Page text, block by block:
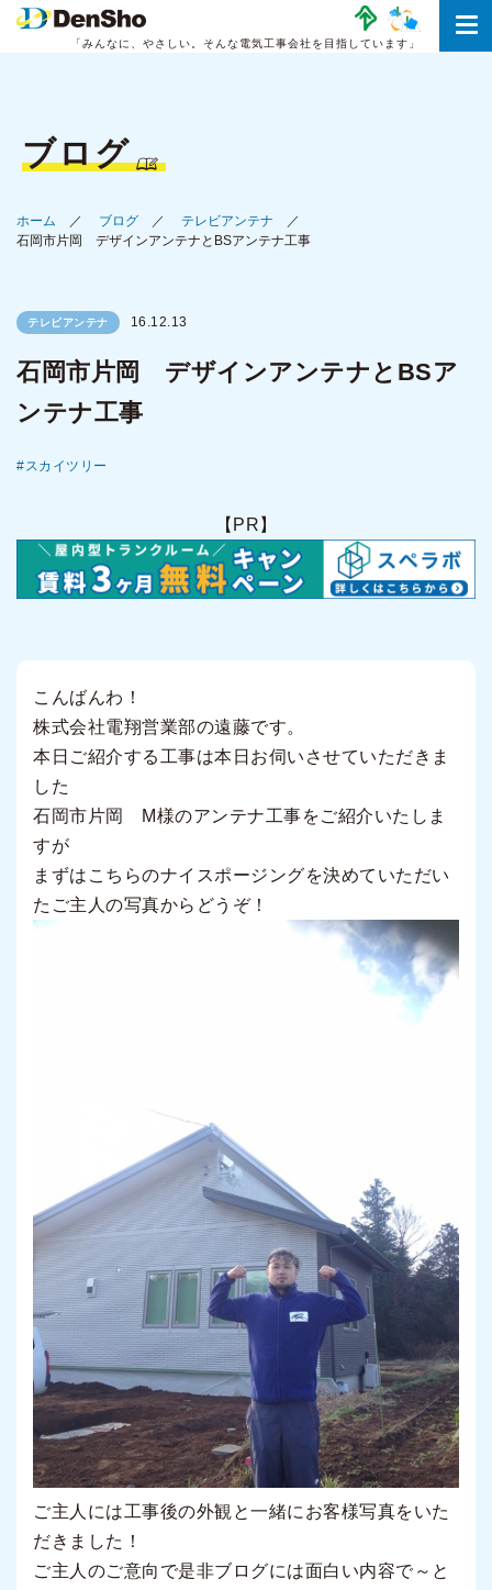
「みんなに、やさしい。 そんな電気工事会社を目指しています」
ブログ
ホーム ブログ
テレビアンテナ
石岡市片岡 デザインアンテナとBSアンテナ工事
テレビアンテナ 16.12.13
石岡市片岡 デザインアンテナとBSア
ンテナ工事
スカイツリー
【PR】
こんばんわ！
株式会社電翔営業部の遠藤です。
本日ご紹介する工事は本日お伺いさせていただきま
した
石岡市片岡 M様のアンテナ工事をご紹介いたしま
すが
まずはこちらのナイスポージングを決めていただい
たご主人の写真からどうぞ！
ご主人には工事後の外観と一緒にお客様写真をいた
だきました！
ご主人のご意向で是非ブログには面白い内容で～と